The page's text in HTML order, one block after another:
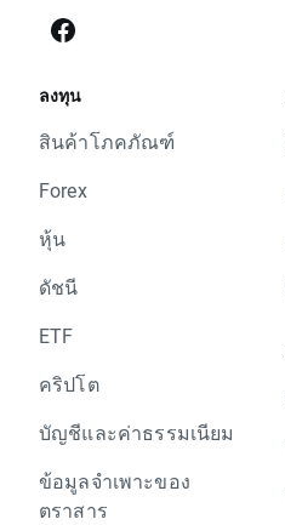
ลงทุน
สินค้าโภคภัณฑ์
Forex
หุ้น
ดัชนี
ETF
คริปโต
บัญชีและค่าธรรมเนียม
ข้อมูลจำเพาะของ
ตราสาร